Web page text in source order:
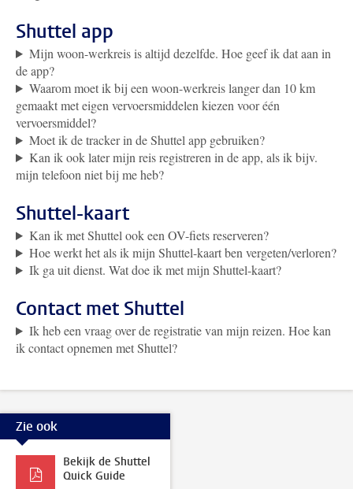
Shuttel app
Mijn woon-werkreis is altijd dezelfde. Hoe geef ik dat aan in
de app?
Waarom moet ik bij een woon-werkreis langer dan 10 km
gemaakt met eigen vervoersmiddelen kiezen voor één
vervoersmiddel?
Moet ik de tracker in de Shuttel app gebruiken?
Kan ik ook later mijn reis registreren in de app, als ik bijv.
mijn telefoon niet bij me heb?
Shuttel-kaart
Kan ik met Shuttel ook een OV-fiets reserveren?
Hoe werkt het als ik mijn Shuttel-kaart ben vergeten/verloren?
Ik ga uit dienst. Wat doe ik met mijn Shuttel-kaart?
Contact met Shuttel
Ik heb een vraag over de registratie van mijn reizen. Hoe kan
ik contact opnemen met Shuttel?
Zie ook
Bekijk de Shuttel
Quick Guide